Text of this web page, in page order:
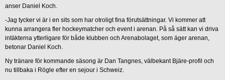
anser Daniel Koch.
-Jag tycker vi är i en sits som har otroligt fina förutsättningar. Vi kommer att
kunna arrangera fler hockeymatcher och event i arenan. På så sätt kan vi driva
intäkterna ytterligare för både klubben och Arenabolaget, som äger arenan,
betonar Daniel Koch.
Ny tränare för kommande säsong är Dan Tangnes, välbekant Bjäre-profil och
nu tillbaka i Rögle efter en sejour i Schweiz.